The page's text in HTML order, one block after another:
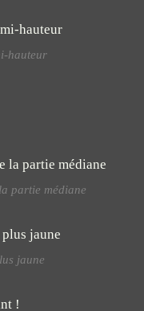
hauteur
partie médiane
jaune